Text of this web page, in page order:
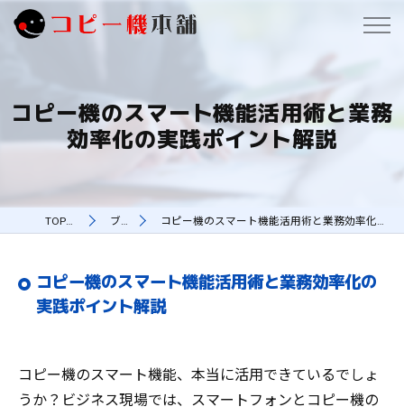
コピー機のスマート機能活用術と業務
効率化の実践ポイント解説
TOPページ ブログ コピー機のスマート機能活用術と業務効率化の実践ポイント解説
コピー機のスマート機能活用術と業務効率化の
実践ポイント解説
コピー機のスマート機能、本当に活用できているでしょ
うか？ビジネス現場では、スマートフォンとコピー機の